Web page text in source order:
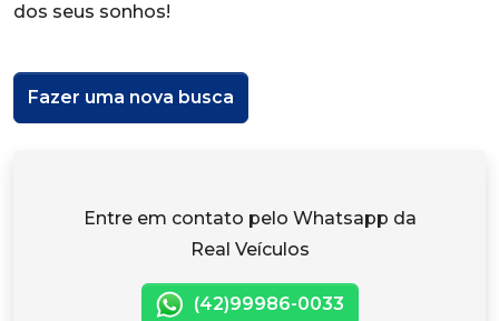
dos seus sonhos!
Fazer uma nova busca
Entre em contato pelo Whatsapp da
Real Veículos
(42)99986-0033